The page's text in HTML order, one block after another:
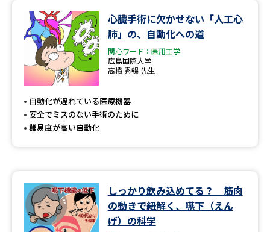
お支払いサイト
個人情報取扱規定
特定商取引表記
テレメール進学カタログ
訂正のご案内
心臓手術に欠かせない「人工心
肺」の、自動化への道
関心ワード：医用工学
広島国際大学
高橋 秀暢 先生
自動化が遅れている医療機器
安全でミスのない手術のために
難易度が高い自動化
しっかり飲み込めてる？ 筋肉
の動きで紐解く、嚥下（えん
げ）の科学